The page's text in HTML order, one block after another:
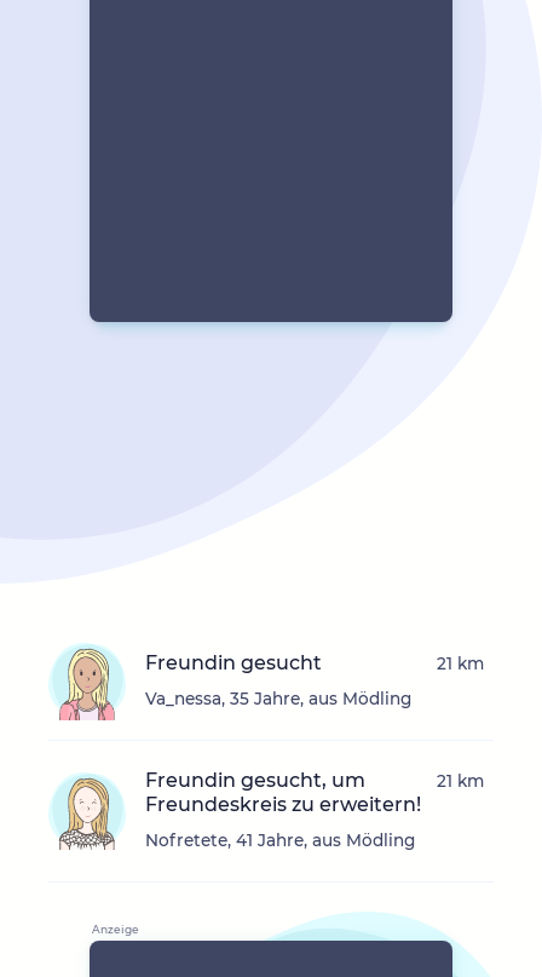
Freundin gesucht
Va_nessa, 35 Jahre, aus Mödling
21 km
Freundin gesucht, um
Freundeskreis zu erweitern!
Nofretete, 41 Jahre, aus Mödling
21 km